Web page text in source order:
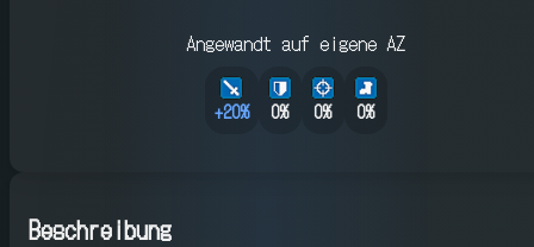
Angewandt auf eigene AZ
+20% 0% 0% 0%
Beschreibung